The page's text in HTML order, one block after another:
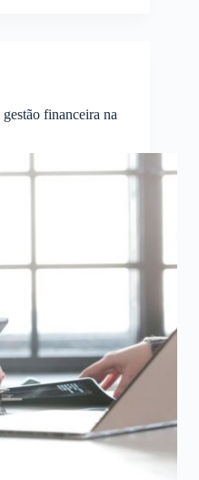
financeira na